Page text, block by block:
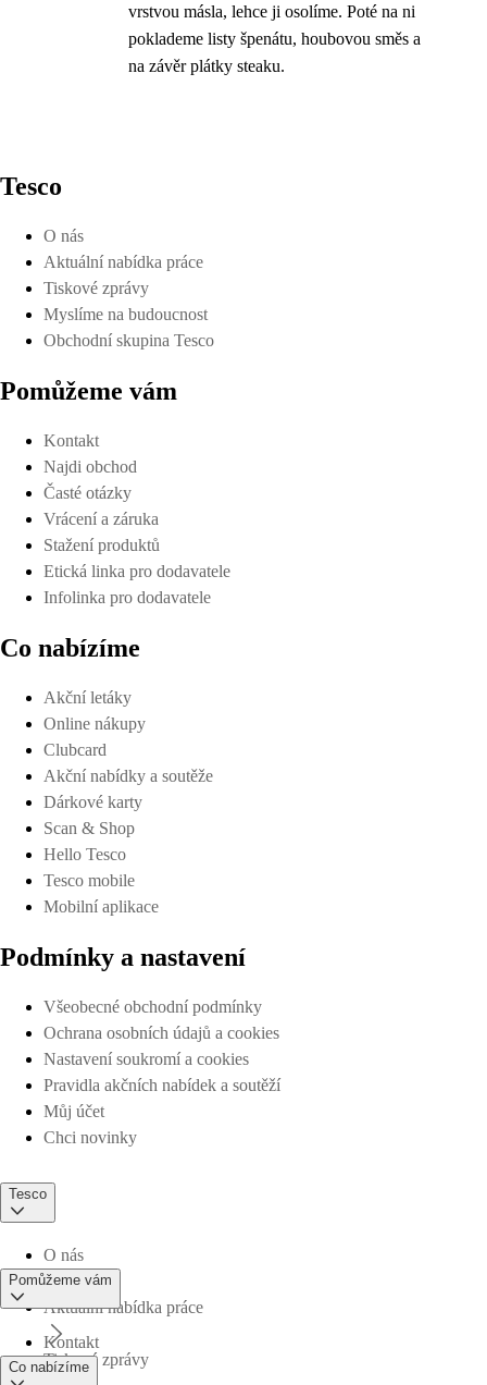
vrstvou másla, lehce ji osolíme. Poté na ni
poklademe listy špenátu, houbovou směs a
na závěr plátky steaku.
Tesco
O nás
Aktuální nabídka práce
Tiskové zprávy
Myslíme na budoucnost
Obchodní skupina Tesco
Pomůžeme vám
Kontakt
Najdi obchod
Časté otázky
Vrácení a záruka
Stažení produktů
Etická linka pro dodavatele
Infolinka pro dodavatele
Co nabízíme
Akční letáky
Online nákupy
Clubcard
Akční nabídky a soutěže
Dárkové karty
Scan & Shop
Hello Tesco
Tesco mobile
Mobilní aplikace
Podmínky a nastavení
Všeobecné obchodní podmínky
Ochrana osobních údajů a cookies
Nastavení soukromí a cookies
Pravidla akčních nabídek a soutěží
Můj účet
Chci novinky
Tesco
O nás
Aktuální nabídka práce
Tiskové zprávy
Pomůžeme vám
Kontakt
Co nabízíme